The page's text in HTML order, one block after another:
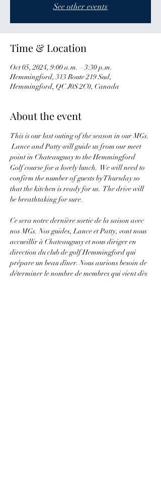
See other events
Time & Location
Oct 05, 2024, 9:00 a.m. – 3:30 p.m.
Hemmingford, 313 Route 219 Sud,
Hemmingford, QC J0S 2C0, Canada
About the event
This is our last outing of the season in our MGs.
Lance and Patty will guide us from our meet
point in Chateauguay to the Hemmingford
Golf course for a lovely lunch.  We will need to
confirm the number of guests by Thursday so
that the kitchen is ready for us.  The drive will
be breathtaking for sure.
Ce sera notre dernière sortie de la saison avec
nos MGs. Nos guides, Lance et Patty, vont nous
accueillir à Chateauguay et nous diriger en
direction du club de golf Hemmingford qui
prépare un beau dîner. Nous aurions besoin de
déterminer le nombre de membres qui vient dès